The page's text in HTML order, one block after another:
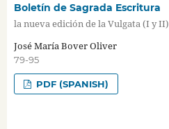
Boletín de Sagrada Escritura
la nueva edición de la Vulgata (I y II)
José María Bover Oliver
79-95
PDF (SPANISH)